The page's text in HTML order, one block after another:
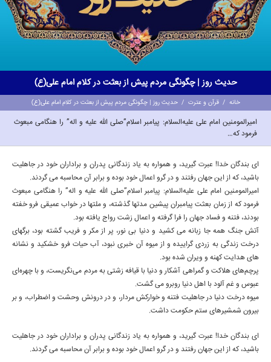
حدیث روز | چگونگی مردم پيش از بعثت در کلام امام علی(ع)
خانه / قرآن و عترت / حدیث روز | چگونگی مردم پيش از بعثت در کلام امام علی(ع)
امیرالمومنین امام علی علیه‌السلام: پيامبر اسلام”صلی الله علیه و اله” را هنگامى مبعوث
فرمود كه…
اى بندگان خدا! عبرت گيريد، و همواره به ياد زندگانى پدران و براداران خود در جاهليت
باشيد، كه از اين جهان رفتند و در گرو اعمال خود بوده و برابر آن محاسبه مى گردند.
امیرالمومنین امام علی علیه‌السلام: پيامبر اسلام”صلی الله علیه و اله” را هنگامى مبعوث
فرمود كه از زمان بعثت پيامبران پيشين مدتها گذشته، و ملتها در خواب عميقى فرو خفته
بودند، فتنه و فساد جهان را فرا گرفته و اعمال زشت رواج يافته بود.
آتش جنگ همه جا زبانه مى كشيد و دنيا بى نور، پر از مكر و فريب گشته بود، برگهاى
درخت زندگى به زردى گراييده و از ميوه آن خبرى نبود، آب حيات فرو خشكيد و نشانه
هاى هدايت كهنه و ويران شده بود.
پرچم‌هاى هلاكت و گمراهى آشكار و دنيا با قيافه زشتى به مردم مى‌نگريست، و با چهره‌اى
عبوس و غم آلود با اهل دنيا روبرو مى گشت.
ميوه درخت دنيا در جاهليت فتنه و خواركش مردار، و در درونش وحشت و اضطراب، و بر
بيرون شمشيرهاى ستم حكومت داشت.
اى بندگان خدا! عبرت گيريد، و همواره به ياد زندگانى پدران و براداران خود در جاهليت
باشيد، كه از اين جهان رفتند و در گرو اعمال خود بوده و برابر آن محاسبه مى گردند.